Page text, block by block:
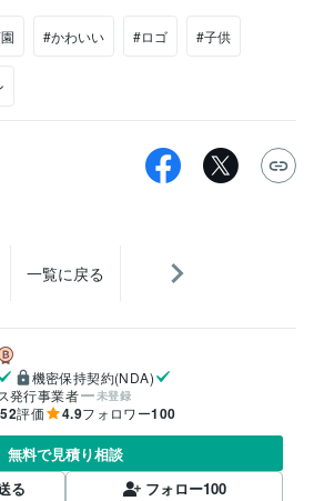
#かわいい #ロゴ #子供
一覧に戻る
機密保持契約(NDA)
発行事業者
未登録
評価 4.9フォロワー100
無料で見積り相談
る
フォロー100